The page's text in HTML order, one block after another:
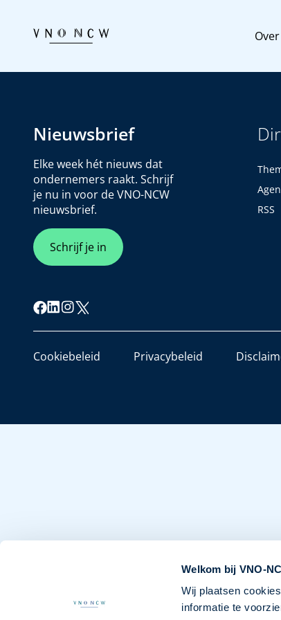
Welkom bij VNO-
Wij plaatsen
informatie te
Nieuwsbrief
Elke week hét nieuws dat
ondernemers raakt. Schrijf
je nu in voor de VNO-NCW
nieuwsbrief.
Schrijf je in
RSS
Cookiebeleid Privacybeleid